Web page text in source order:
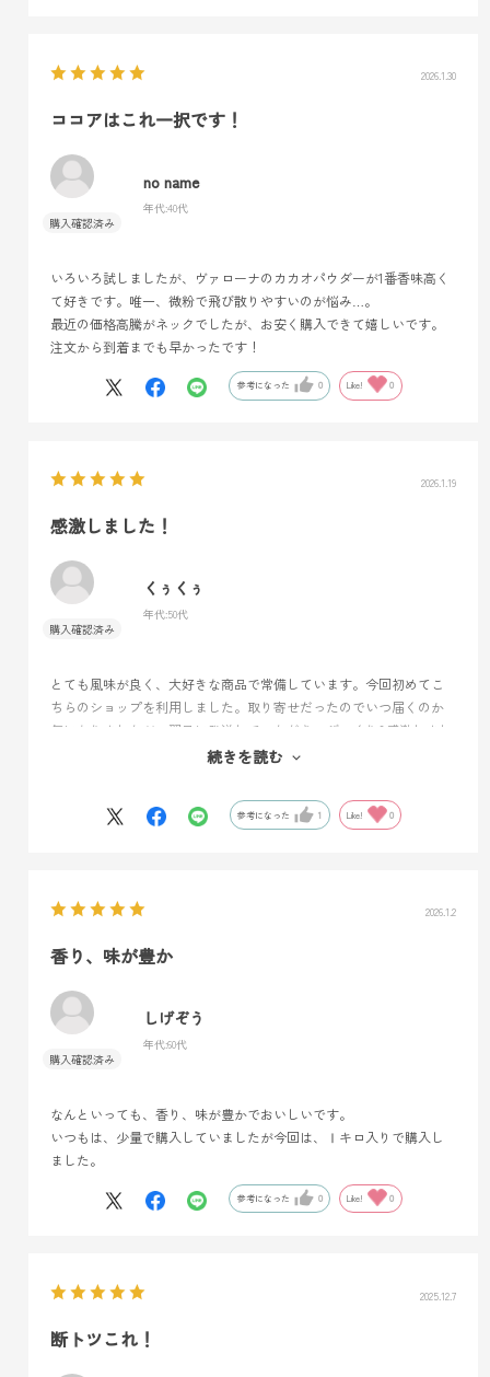
2026.1.30
ココアはこれ一択です！
no name
年代:40代
いろいろ試しましたが、ヴァローナのカカオパウダーが1番香味高く
て好きです。唯一、微粉で飛び散りやすいのが悩み…。
最近の価格高騰がネックでしたが、お安く購入できて嬉しいです。
注文から到着までも早かったです！
参考になった 0 Like! 0
2026.1.19
感激しました！
くぅくぅ
年代:50代
とても風味が良く、大好きな商品で常備しています。今回初めてこ
ちらのショップを利用しました。取り寄せだったのでいつ届くのか
気になりましたが、翌日に発送していただき、びっくり&感激しまし
た！セール中で、大好きなヴァローナの商品をお安く購入できて嬉
続きを読む
参考になった 1 Like! 0
2026.1.2
香り、味が豊か
しげぞう
年代:60代
なんといっても、香り、味が豊かでおいしいです。
いつもは、少量で購入していましたが今回は、Ⅰキロ入りで購入し
ました。
参考になった 0 Like! 0
2025.12.7
断トツこれ！